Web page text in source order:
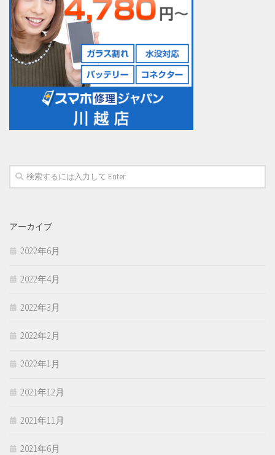
アーカイブ
2022年6月
2022年4月
2022年3月
2022年2月
2022年1月
2021年12月
2021年11月
2021年6月